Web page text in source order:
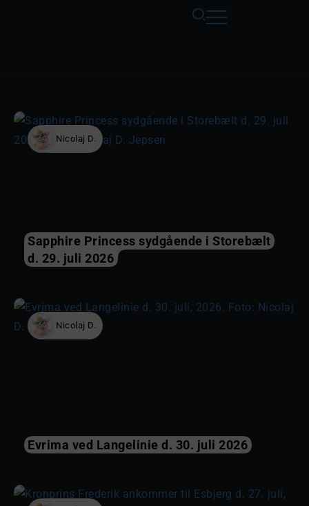
Nicolaj D.
Sapphire Princess sydgående i Storebælt
d. 29. juli 2026
Nicolaj D.
Evrima ved Langelinie d. 30. juli 2026